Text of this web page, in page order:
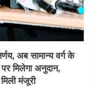
अब सामान्य वर्ग के
मिलेगा अनुदान,
मंजूरी